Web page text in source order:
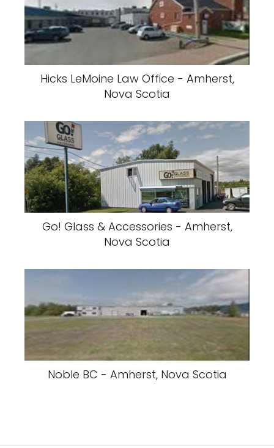
Hicks LeMoine Law Office - Amherst,
Nova Scotia
Go! Glass & Accessories - Amherst,
Nova Scotia
Noble BC - Amherst, Nova Scotia